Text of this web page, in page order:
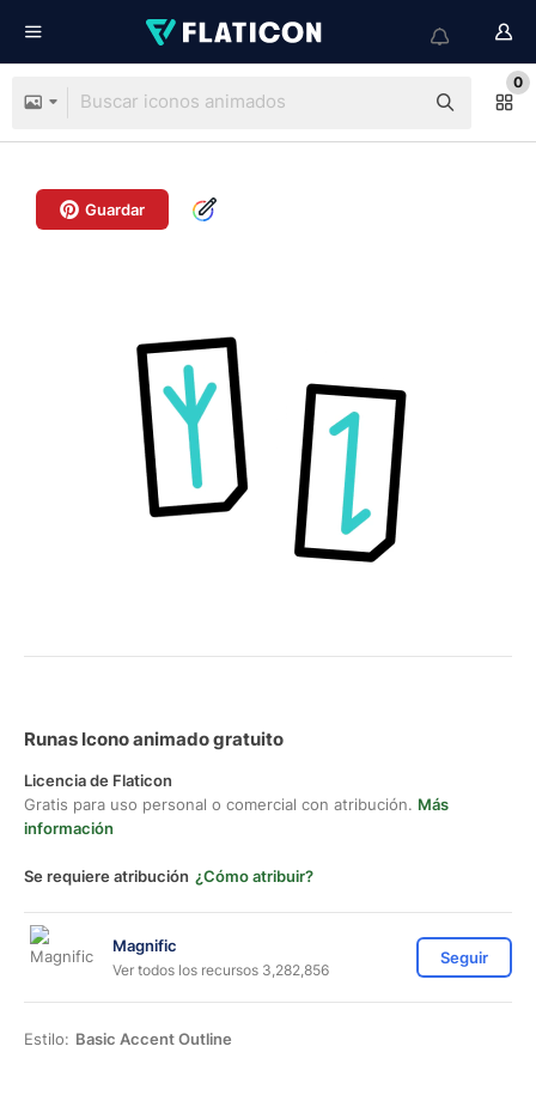
0
Guardar
Runas Icono animado gratuito
Licencia de Flaticon
Gratis para uso personal o comercial con atribución. Más
información
Se requiere atribución ¿Cómo atribuir?
Magnific
Ver todos los recursos 3,282,856
Seguir
Estilo: Basic Accent Outline